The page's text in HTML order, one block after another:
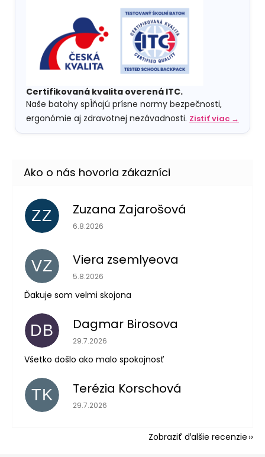
Certifikovaná kvalita overená ITC.
Naše batohy spĺňajú prísne normy bezpečnosti,
ergonómie aj zdravotnej nezávadnosti. Zistiť viac →
ZZ Zuzana Zajarošová
Hodnotenie obchodu je 5 z 5 hviezdičiek.
6.8.2026
VZ Viera zsemlyeova
Hodnotenie obchodu je 5 z 5 hviezdičiek.
5.8.2026
Ďakuje som velmi skojona
DB Dagmar Birosova
Hodnotenie obchodu je 5 z 5 hviezdičiek.
29.7.2026
Všetko došlo ako malo spokojnosť
TK Terézia Korschová
Hodnotenie obchodu je 5 z 5 hviezdičiek.
29.7.2026
Zobraziť ďalšie recenzie